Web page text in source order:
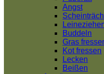
Angst
Buddeln
Gras
Kot fressen
Lecken
Beißen